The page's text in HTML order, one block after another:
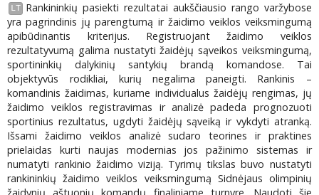
LT
Rankininkių pasiekti rezultatai aukščiausio rango varžybose
yra pagrindinis jų parengtumą ir žaidimo veiklos veiksmingumą
apibūdinantis kriterijus. Registruojant žaidimo veiklos
rezultatyvumą galima nustatyti žaidėjų sąveikos veiksmingumą,
sportininkių dalykinių santykių brandą komandose. Tai
objektyvūs rodikliai, kurių negalima paneigti. Rankinis –
komandinis žaidimas, kuriame individualus žaidėjų rengimas, jų
žaidimo veiklos registravimas ir analizė padeda prognozuoti
sportinius rezultatus, ugdyti žaidėjų sąveiką ir vykdyti atranką.
Išsami žaidimo veiklos analizė sudaro teorines ir praktines
prielaidas kurti naujas modernias jos pažinimo sistemas ir
numatyti rankinio žaidimo viziją. Tyrimų tikslas buvo nustatyti
rankininkių žaidimo veiklos veiksmingumą Sidnėjaus olimpinių